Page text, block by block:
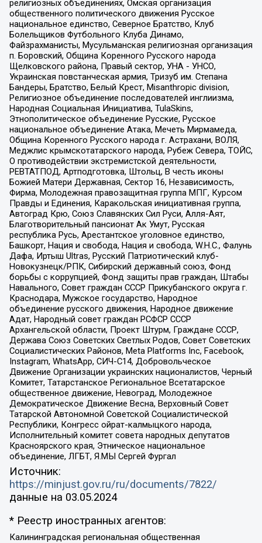
религиозных объединениях, Омская организация
общественного политического движения Русское
национальное единство, Северное Братство, Клуб
Болельщиков Футбольного Клуба Динамо,
Файзрахманисты, Мусульманская религиозная организация
п. Боровский, Община Коренного Русского народа
Щелковского района, Правый сектор, УНА - УНСО,
Украинская повстанческая армия, Тризуб им. Степана
Бандеры, Братство, Белый Крест, Misanthropic division,
Религиозное объединение последователей инглиизма,
Народная Социальная Инициатива, TulaSkins,
Этнополитическое объединение Русские, Русское
национальное объединение Атака, Мечеть Мирмамеда,
Община Коренного Русского народа г. Астрахани, ВОЛЯ,
Меджлис крымскотатарского народа, Рубеж Севера, ТОЙС,
О противодействии экстремистской деятельности,
РЕВТАТПОД, Артподготовка, Штольц, В честь иконы
Божией Матери Державная, Сектор 16, Независимость,
Фирма, Молодежная правозащитная группа МПГ, Курсом
Правды и Единения, Каракольская инициативная группа,
Автоград Крю, Союз Славянских Сил Руси, Алля-Аят,
Благотворительный пансионат Ак Умут, Русская
республика Русь, Арестантское уголовное единство,
Башкорт, Нация и свобода, Нация и свобода, W.H.С., Фалунь
Дафа, Иртыш Ultras, Русский Патриотический клуб-
Новокузнецк/РПК, Сибирский державный союз, Фонд
борьбы с коррупцией, Фонд защиты прав граждан, Штабы
Навального, Совет граждан СССР Прикубанского округа г.
Краснодара, Мужское государство, Народное
объединение русского движения, Народное движение
Адат, Народный совет граждан РСФСР СССР
Архангельской области, Проект Штурм, Граждане СССР,
Держава Союз Советских Светлых Родов, Совет Советских
Социалистических Районов, Meta Platforms Inc, Facebook,
Instagram, WhatsApp, СИЧ-С14, Добровольческое
Движение Организации украинских националистов, Черный
Комитет, Татарстанское Региональное Всетатарское
общественное движение, Невоград, Молодежное
Демократическое Движение Весна, Верховный Совет
Татарской Автономной Советской Социалистической
Республики, Конгресс ойрат-калмыцкого народа,
Исполнительный комитет совета народных депутатов
Красноярского края, Этническое национальное
объединение, ЛГБТ, Я.МЫ Сергей Фургал
Источник:
https://minjust.gov.ru/ru/documents/7822/
данные на 03.05.2024
* Реестр иностранных агентов:
Калининградская региональная общественная организация "Экозащита!-Женсовет", Фонд содействия защите прав и свобод граждан "Общественный вердикт", Фонд "Институт Развития Свободы Информации", Частное учреждение "Информационное агентство МЕМО. РУ", Региональная общественная организация "Общественная комиссия по сохранению наследия академика Сахарова", Фонд поддержки свободы прессы, Санкт-Петербургская общественная правозащитная организация "Гражданский контроль", Межрегиональная общественная организация "Информационно-просветительский центр "Мемориал", Региональный Фонд "Центр Защиты Прав Средств Массовой Информации", с 05.12.2023 Фонд "Центр Защиты Прав Средств массовой информации", Региональная общественная благотворительная организация помощи беженцам и мигрантам "Гражданское содействие", Негосударственное образовательное учреждение дополнительного профессионального образования (повышение квалификации) специалистов "АКАДЕМИЯ ПО ПРАВАМ ЧЕЛОВЕКА", Свердловская региональная общественная организация "Сутяжник", Автономная некоммерческая организация "Центр независимых социологических исследований", Союз общественных объединений "Российский исследовательский центр по правам человека", Региональное общественное учреждение научно-информационный центр "МЕМОРИАЛ", Некоммерческая организация "Фонд защиты гласности", Автономная некоммерческая организация "Институт прав человека", Городская общественная организация "Екатеринбургское общество "МЕМОРИАЛ", Городская общественная организация "Рязанское историко-просветительское и правозащитное общество "Мемориал" (Рязанский Мемориал), Челябинский региональный орган общественной самодеятельности – женское общественное объединение "Женщины Евразии", Челябинский региональный орган общественной самодеятельности "Уральская правозащитная группа", Фонд содействия защите здоровья и социальной справедливости имени Андрея Рылькова, Автономная Некоммерческая Организация "Аналитический Центр Юрия Левады", Автономная некоммерческая организация социальной поддержки населения "Проект Апрель", Региональная общественная организация помощи женщинам и детям, находящимся в кризисной ситуации "Информационно-методический центр "Анна", Фонд содействия развитию массовых коммуникаций и правовому просвещению "Так-так-Так", Фонд содействия устойчивому развитию "Серебряная тайга", Свердловский региональный общественный фонд социальных проектов "Новое время", "Idel.Реалии", Кавказ.Реалии, Крым.Реалии, Телеканал Настоящее Время, Татаро-башкирская служба Радио Свобода (Azatliq Radiosi), Радио Свободная Европа/Радио Свобода (PCE/PC), "Сибирь.Реалии", "Фактограф", Благотворительный фонд помощи осужденным и их семьям, Автономная некоммерческая организация "Институт глобализации и социальных движений", Фонд "В защиту прав заключенных", Частное учреждение "Центр поддержки и содействия развитию средств массовой информации", Пензенский региональный общественный благотворительный фонд "Гражданский союз", "Север.Реалии", Некоммерческая организация Фонд "Правовая инициатива", Общество с ограниченной ответственностью "Радио Свободная Европа/Радио Свобода", Чешское информационное агентство "MEDIUM-ORIENT", Красноярская региональная общественная организация "Мы против СПИДа", Камалягин Денис Николаевич, Маркелов Сергей Евгеньевич, Пономарев Лев Александрович, Савицкая Людмила Алексеевна, Автономная некоммерческая организация "Центр по работе с проблемой насилия "НАСИЛИЮ.НЕТ", Межрегиональный профессиональный союз работников здравоохранения "Альянс врачей", Юридическое лицо, зарегистрированное в Латвийской Республике, SIA "Medusa Project" (регистрационный номер 40103797863, дата регистрации 10.06.2014), Некоммерческая организация "Фонд по борьбе с коррупцией", Автономная некоммерческая организация "Институт права и публичной политики", Баданин Роман Сергеевич, Гликин Максим Александрович, Железнова Мария Михайловна, Лукьянова Юлия Сергеевна, Маетная Елизавета Витальевна, Маняхин Петр Борисович, Чуракова Ольга Владимировна, Ярош Юлия Петровна, Юридическое лицо "The Insider SIA", зарегистрированное в Риге, Латвийская Республика (дата регистрации 26.06.2015), являющееся администратором доменного имени интернет-издания "The Insider SIA", https://theins.ru, Постернак Алексей Евгеньевич, Рубин Михаил Аркадьевич, Анин Роман Александрович, Юридическое лицо Istories fonds, зарегистрированное в Латвийской Республике (регистрационный номер 50008295751, дата регистрации 24.02.2020), Великовский Дмитрий Александрович, Долинина Ирина Николаевна, Мароховская Алеся Алексеевна, Шлейнов Роман Юрьевич, Шмагун Олеся Валентиновна, Общество с ограниченной ответственностью "Альтаир 2021", Общество с ограниченной ответственностью "Вега 2021", Общество с ограниченной ответственностью "Главный редактор 2021", Общество с ограниченной ответственностью "Ромашки монолит", Важенков Артем Валерьевич, Ивановская областная общественная организация "Центр гендерных исследований", Гурман Юрий Альбертович, Медиапроект "ОВД-Инфо", Егоров Владимир Владимирович, Жилинский Владимир Александрович, Общество с ограниченной ответственностью "ЗП", Иванова София Юрьевна, Карезина Инна Павловна, Кильтау Екатерина Викторовна, Петров Алексей Викторович, Пискунов Сергей Евгеньевич, Смирнов Сергей Сергеевич, Тихонов Михаил Сергеевич, Общество с ограниченной ответственностью "ЖУРНАЛИСТ-ИНОСТРАННЫЙ АГЕНТ", Арапова Галина Юрьевна, Вольтская Татьяна Анатольевна, Американская компания "Mason G.E.S. Anonymous Foundation" (США), являющаяся владельцем интернет-издания https://mnews.world/, Компания "Stichting Bellingcat", зарегистрированная в Нидерландах (дата регистрации 11.07.2018), Захаров Андрей Вячеславович, Клепиковская Екатерина Дмитриевна, Общество с ограниченной ответственностью "МЕМО", Перл Роман Александрович, Симонов Евгений Алексеевич, Соловьева Елена Анатольевна, Сотников Даниил Владимирович, Сурначева Елизавета Дмитриевна, Автономная некоммерческая организация по защите прав человека и информированию населения "Якутия – Наше Мнение", Общество с ограниченной ответственностью "Москоу диджитал медиа", с 26.01.2023 Общество с ограниченной ответственностью "Чайка Белые сады", Ветошкина Валерия Валерьевна, Заговора Максим Александрович, Межрегиональное общественное движение "Российская ЛГБТ - сеть", Оленичев Максим Владимирович, Павлов Иван Юрьевич, Скворцова Елена Сергеевна, Общество с ограниченной ответственностью "Как бы инагент", Кочетков Игорь Викторович, Общество с ограниченной ответственностью "Честные выборы", Еланчик Олег Александрович, Общество с ограниченной ответственностью "Нобелевский призыв", Гималова Регина Эмилевна, Григорьев Андрей Валерьевич, Григорьева Алина Александровна, Ассоциация по содействию защите прав призывников, альтернативнослужащих и военнослужащих "Правозащитная группа "Гражданин.Армия.Право", Хисамова Регина Фаритовна, Автономная некоммерческая организация по реализации социально-правовых программ "Лилит", Дальневосточное общественное движение "Маяк", Санкт-Петербургская ЛГБТ-инициативная группа "Выход", Инициативная группа ЛГБТ+ "Реверс", Алексеев Андрей Викторович, Бекбулатова Таисия Львовна, Беляев Иван Михайлович, Владыкина Елена Сергеевна, Гельман Марат Александрович, Никульшина Вероника Юрьевна, Толоконникова Надежда Андреевна, Шендерович Виктор Анатольевич, Общество с ограниченной ответственностью "Данное сообщение", Общество с ограниченной ответственностью Издательский дом "Новая глава", Айнбиндер Александра Александровна, Московский комьюнити-центр для ЛГБТ+инициатив, Благотворительный фонд развития филантропии, Deutsche Welle (Германия, Kurt-Schumacher-Strasse 3, 53113 Bonn), Борзунова Мария Михайловна, Воробьев Виктор Викторович, Голубева Анна Львовна, Константинова Алла Михайловна, Малкова Ирина Владимировна, Мурадов Мурад Абдулгалимович, Осетинская Елизавета Николаевна, Понасенков Евгений Николаевич, Ганапольский Матвей Юрьевич, Киселев Евгений Алексеевич, Борухович Ирина Григорьевна, Дремин Иван Тимофеевич, Дубровский Дмитрий Викторович, Красноярская региональная общественная организация поддержки и развития альтернативных образовательных технологий и межкультурных коммуникаций "ИНТЕРРА", Маяковская Екатерина Алексеевна, Фейгин Марк Захарович, Филимонов Андрей Викторович, Дзугкоева Регина Николаевна, Доброхотов Роман Александрович, Дудь Юрий Александрович, Елкин Сергей Владимирович, Кругликов Кирилл Игоревич, Сабунаева Мария Леонидовна, Семенов Алексей Владимирович, Шаинян Карен Багратович, Шульман Екатерина Михайловна, Асафьев Артур Валерьевич, Вахштайн Виктор Семенович, Венедиктов Алексей Алексеевич, Лушникова Екатерина Евгеньевна, Волков Леонид Михайлович, Невзоров Александр Глебович, Пархоменко Сергей Борисович, Сироткин Ярослав Николаевич, Кара-Мурза Владимир Владимирович, Баранова Наталья Владимировна, Гозман Леонид Яковлевич, Кагарлицкий Борис Юльевич, Климарев Михаил Валерьевич, Милов Владимир Станиславович, Автономная некоммерческая организация Краснодарский центр современного искусства "Типография", Моргенштерн Алишер Тагирович, Соболь Любовь Эдуардовна, Общество с ограниченной ответственностью "ЛИЗА НОРМ", Каспаров Гарри Кимович, Ходорковский Михаил Борисович, Общество с ограниченной ответственностью "Апрельские тезисы", Данилович Ирина Брониславовна, Кашин Олег Владимирович, Петров Николай Владимирович, Пивоваров Алексей Владимирович, Соколов Михаил Владимирович, Цветкова Юлия Владимировна, Чичваркин Евгений Александрович, Комитет против пыток/Команда против пыток, Общество с ограниченной ответственностью "Первый научный", Общество с ограниченной ответственностью "Вертолет и ко", Белоцерковская Вероника Борисовна, Кац Максим Евгеньевич, Лазарева Татьяна Юрьевна, Шаведдинов Руслан Табризович, Яшин Илья Валерьевич, Общество с ограниченной ответственностью "Иноагент ААВ", Алешковский Дмитрий Петрович, Альбац Евгения Марковна, Быков Дмитрий Львович, Галямина Юлия Евгеньевна, Лойко Сергей Леонидович, Мартынов Кирилл Константинович, Медведев Сергей Александрович, Крашенинников Федор Геннадиевич, Гордеева Катерина Вл